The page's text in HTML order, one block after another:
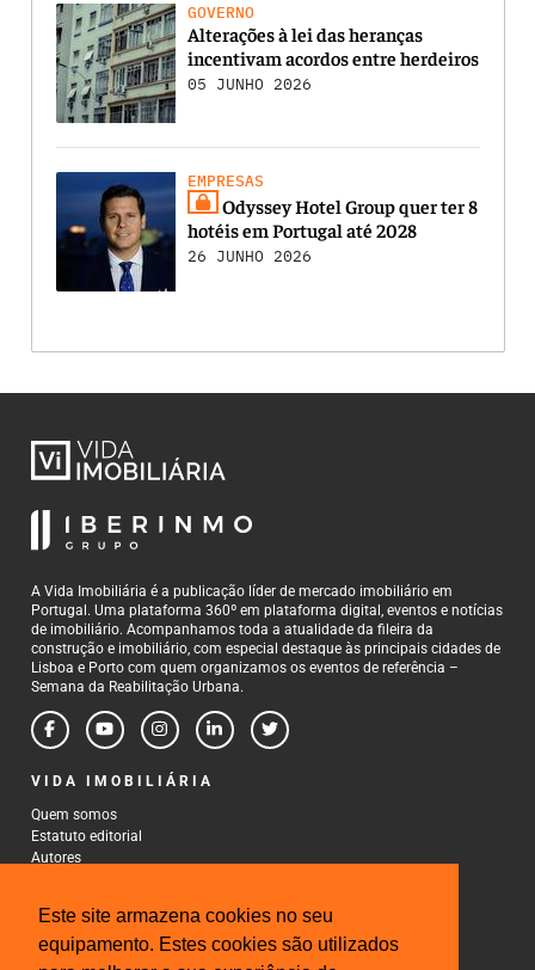
Este site armazena cookies no seu
equipamento. Estes cookies são utilizados
GOVERNO
Alterações à lei das heranças
incentivam acordos entre herdeiros
05 JUNHO 2026
EMPRESAS
Odyssey Hotel Group quer ter 8
hotéis em Portugal até 2028
26 JUNHO 2026
A Vida Imobiliária é a publicação líder de mercado imobiliário em
Portugal. Uma plataforma 360º em plataforma digital, eventos e notícias
de imobiliário. Acompanhamos toda a atualidade da fileira da
construção e imobiliário, com especial destaque às principais cidades de
Lisboa e Porto com quem organizamos os eventos de referência –
Semana da Reabilitação Urbana.
VIDA IMOBILIÁRIA
Quem somos
Estatuto editorial
Autores
CONTACTOS